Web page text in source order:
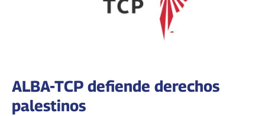
ALBA-TCP defiende derechos
palestinos